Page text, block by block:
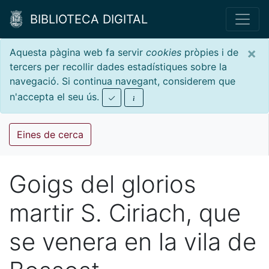
BIBLIOTECA DIGITAL
×
Aquesta pàgina web fa servir cookies pròpies i de
tercers per recollir dades estadístiques sobre la
navegació. Si continua navegant, considerem que
n'accepta el seu ús.
Eines de cerca
Goigs del glorios
martir S. Ciriach, que
se venera en la vila de